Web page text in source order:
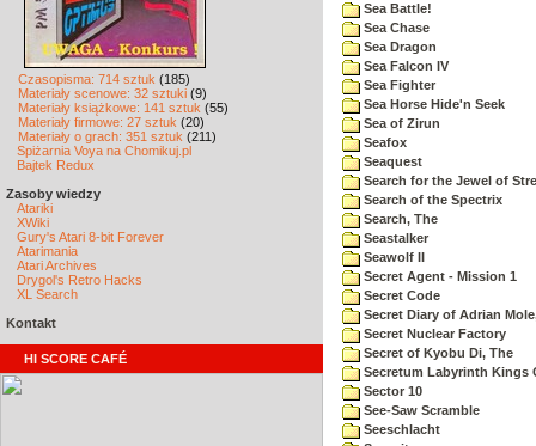
Czasopisma: 714 sztuk (185)
Materiały scenowe: 32 sztuki (9)
Materiały książkowe: 141 sztuk (55)
Materiały firmowe: 27 sztuk (20)
Materiały o grach: 351 sztuk (211)
Spiżarnia Voya na Chomikuj.pl
Bajtek Redux
Zasoby wiedzy
Atariki
XWiki
Gury's Atari 8-bit Forever
Atarimania
Atari Archives
Drygol's Retro Hacks
XL Search
Kontakt
HI SCORE CAFÉ
Sea Battle!
Sea Chase
Sea Dragon
Sea Falcon IV
Sea Fighter
Sea Horse Hide'n Seek
Sea of Zirun
Seafox
Seaquest
Search for the Jewel of
Search of the Spectrix
Search, The
Seastalker
Seawolf II
Secret Agent - Mission 1
Secret Code
Secret Diary of Adrian
Secret Nuclear Factory
Secret of Kyobu Di, The
Secretum Labyrinth Kings
Sector 10
See-Saw Scramble
Seeschlacht